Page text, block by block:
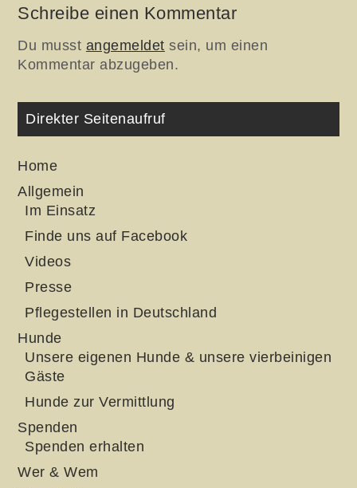
Schreibe einen Kommentar
Du musst angemeldet sein, um einen
Kommentar abzugeben.
Direkter Seitenaufruf
Home
Allgemein
Im Einsatz
Finde uns auf Facebook
Videos
Presse
Pflegestellen in Deutschland
Hunde
Unsere eigenen Hunde & unsere vierbeinigen
Gäste
Hunde zur Vermittlung
Spenden
Spenden erhalten
Wer & Wem